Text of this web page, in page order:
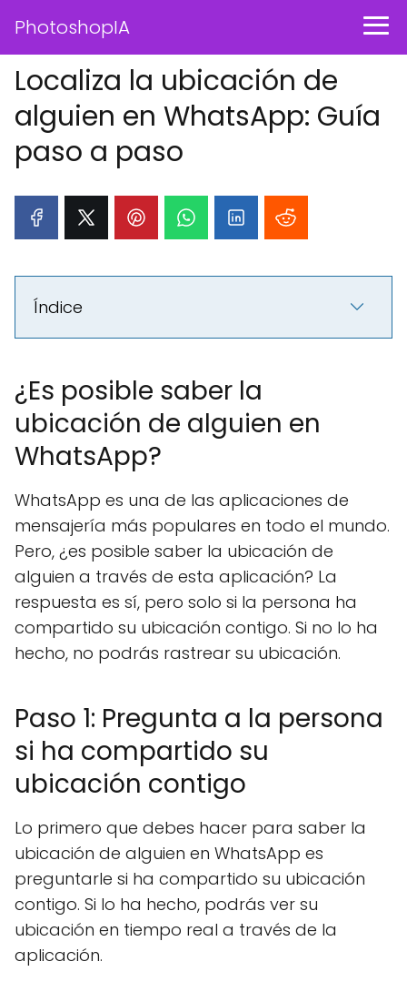
PhotoshopIA
Localiza la ubicación de
alguien en WhatsApp: Guía
paso a paso
Índice
¿Es posible saber la
ubicación de alguien en
WhatsApp?
WhatsApp es una de las aplicaciones de
mensajería más populares en todo el mundo.
Pero, ¿es posible saber la ubicación de
alguien a través de esta aplicación? La
respuesta es sí, pero solo si la persona ha
compartido su ubicación contigo. Si no lo ha
hecho, no podrás rastrear su ubicación.
Paso 1: Pregunta a la persona
si ha compartido su
ubicación contigo
Lo primero que debes hacer para saber la
ubicación de alguien en WhatsApp es
preguntarle si ha compartido su ubicación
contigo. Si lo ha hecho, podrás ver su
ubicación en tiempo real a través de la
aplicación.